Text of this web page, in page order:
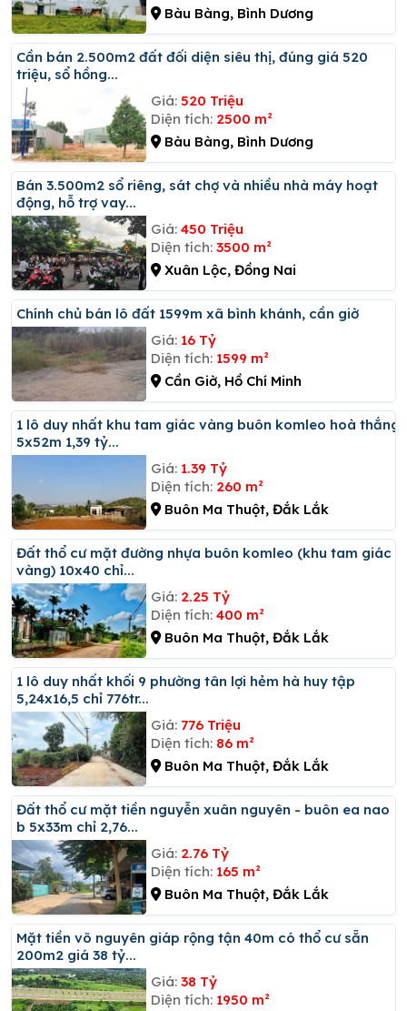
Bàu Bàng, Bình Dương
Cần bán 2.500m2 đất đối diện siêu thị, đúng giá 520
triệu, sổ hồng...
Giá: 520 Triệu
Diện tích: 2500 m²
Bàu Bàng, Bình Dương
Bán 3.500m2 sổ riêng, sát chợ và nhiều nhà máy hoạt
động, hỗ trợ vay...
Giá: 450 Triệu
Diện tích: 3500 m²
Xuân Lộc, Đồng Nai
Chính chủ bán lô đất 1599m xã bình khánh, cần giờ
Giá: 16 Tỷ
Diện tích: 1599 m²
Cần Giờ, Hồ Chí Minh
1 lô duy nhất khu tam giác vàng buôn komleo hoà thắng
5x52m 1,39 tỷ...
Giá: 1.39 Tỷ
Diện tích: 260 m²
Buôn Ma Thuột, Đắk Lắk
đất thổ cư mặt đường nhựa buôn komleo (khu tam giác
vàng) 10x40 chỉ...
Giá: 2.25 Tỷ
Diện tích: 400 m²
Buôn Ma Thuột, Đắk Lắk
1 lô duy nhất khối 9 phường tân lợi hẻm hà huy tập
5,24x16,5 chỉ 776tr...
Giá: 776 Triệu
Diện tích: 86 m²
Buôn Ma Thuột, Đắk Lắk
đất thổ cư mặt tiền nguyễn xuân nguyên - buôn ea nao
b 5x33m chỉ 2,76...
Giá: 2.76 Tỷ
Diện tích: 165 m²
Buôn Ma Thuột, Đắk Lắk
Mặt tiền võ nguyên giáp rộng tận 40m có thổ cư sẵn
200m2 giá 38 tỷ...
Giá: 38 Tỷ
Diện tích: 1950 m²